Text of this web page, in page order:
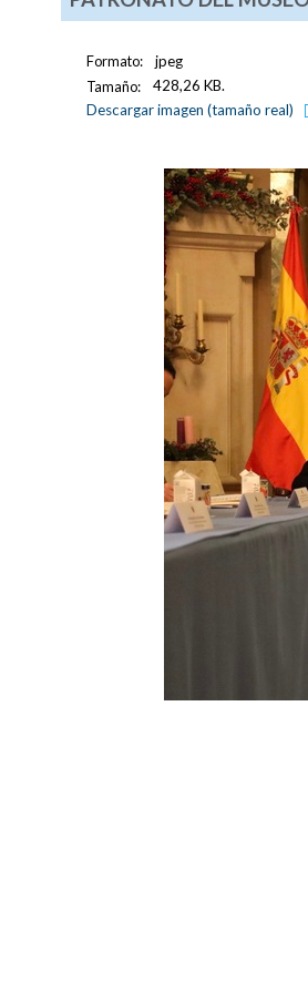
Formato:
jpeg
Tamaño:
428,26 KB.
Descargar imagen (tamaño real)